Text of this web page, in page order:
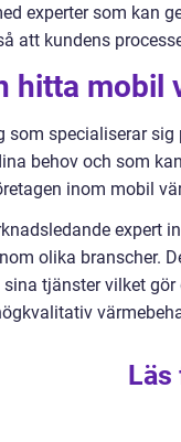
experter som kan
att kundens
hitta mobil
som specialiserar
behov och som
inom mobil
expert
olika branscher.
tjänster vilket
Läs